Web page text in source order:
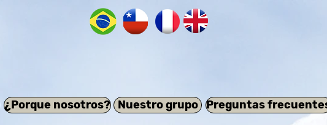
¿Porque nosotros? Nuestro grupo Preguntas